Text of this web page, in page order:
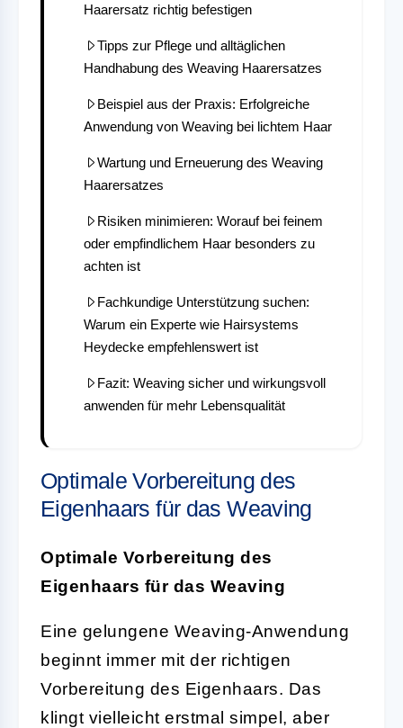
Haarersatz richtig befestigen
Tipps zur Pflege und alltäglichen
Handhabung des Weaving Haarersatzes
Beispiel aus der Praxis: Erfolgreiche
Anwendung von Weaving bei lichtem Haar
Wartung und Erneuerung des Weaving
Haarersatzes
Risiken minimieren: Worauf bei feinem
oder empfindlichem Haar besonders zu
achten ist
Fachkundige Unterstützung suchen:
Warum ein Experte wie Hairsystems
Heydecke empfehlenswert ist
Fazit: Weaving sicher und wirkungsvoll
anwenden für mehr Lebensqualität
Optimale Vorbereitung des
Eigenhaars für das Weaving
Optimale Vorbereitung des
Eigenhaars für das Weaving
Eine gelungene Weaving-Anwendung
beginnt immer mit der richtigen
Vorbereitung des Eigenhaars. Das
klingt vielleicht erstmal simpel, aber